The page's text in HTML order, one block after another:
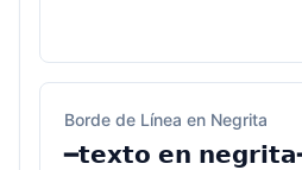
Borde de Línea en Negrita
━𝘁𝗲𝘅𝘁𝗼 𝗲𝗻